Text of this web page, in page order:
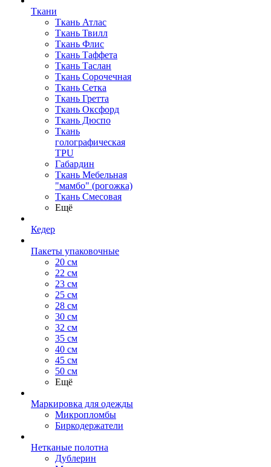
Ткани
Ткань Атлас
Ткань Твилл
Ткань Флис
Ткань Таффета
Ткань Таслан
Ткань Сорочечная
Ткань Сетка
Ткань Гретта
Ткань Оксфорд
Ткань Дюспо
Ткань
голографическая
TPU
Габардин
Ткань Мебельная
"мамбо" (рогожка)
Ткань Смесовая
Ещё
Кедер
Пакеты упаковочные
20 см
22 см
23 см
25 см
28 см
30 см
32 см
35 см
40 см
45 см
50 см
Ещё
Маркировка для одежды
Микропломбы
Биркодержатели
Нетканые полотна
Дублерин